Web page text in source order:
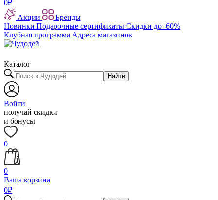
0₽
Акции
Бренды
Новинки Подарочные сертификаты Скидки до -60%
Клубная программа Адреса магазинов
Каталог
Найти
Войти
получай скидки
и бонусы
0
0
Ваша корзина
0₽